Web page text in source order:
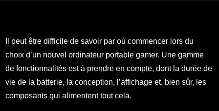
Il peut être difficile de savoir par où commencer lors du
choix d’un nouvel ordinateur portable gamer. Une gamme
de fonctionnalités est à prendre en compte, dont la durée de
vie de la batterie, la conception, l’affichage et, bien sûr, les
composants qui alimentent tout cela.